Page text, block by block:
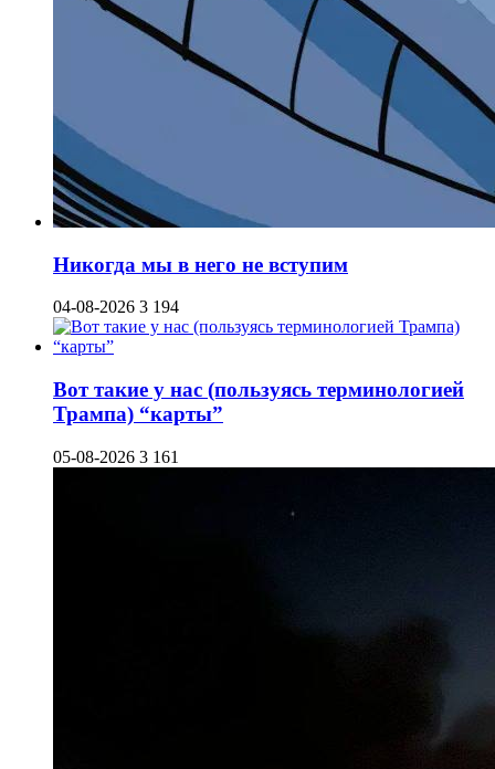
Никогда мы в него не вступим
04-08-2026 3 194
Вот такие у нас (пользуясь терминологией
Трампа) “карты”
05-08-2026 3 161